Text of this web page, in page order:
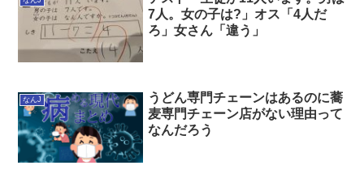
7人。女の子は?」オス「4人だ
ろ」女さん「違う」
なんJ
うどん専門チェーンはあるのに蕎
麦専門チェーン店がない理由って
なんだろう